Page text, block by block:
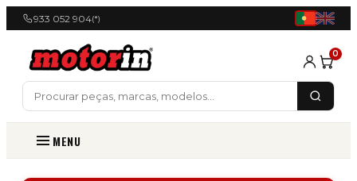
933 052 904(*)
0
MENU